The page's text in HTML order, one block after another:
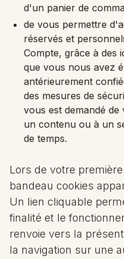
d'un panier de
de vous permettre
réservés et
Compte, grâce à des
que vous nous avez
antérieurement
des mesures de
vous est demandé
un contenu ou à un
de temps.
Lors de votre
bandeau cookies
Un lien cliquable
finalité et le
renvoie vers la
la navigation sur une